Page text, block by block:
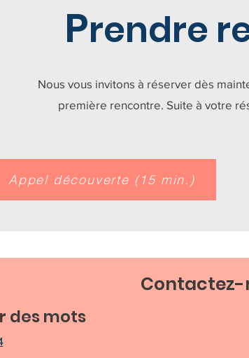
Prendre
Nous vous invitons à réserver dès
première rencontre. Suite à votre
Appel découverte (15 min.)
des mots